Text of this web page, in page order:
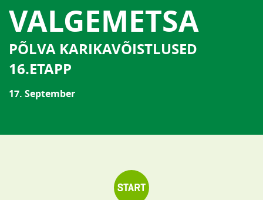
VALGEMETSA
PÕLVA KARIKAVÕISTLUSED
16.ETAPP
17. September